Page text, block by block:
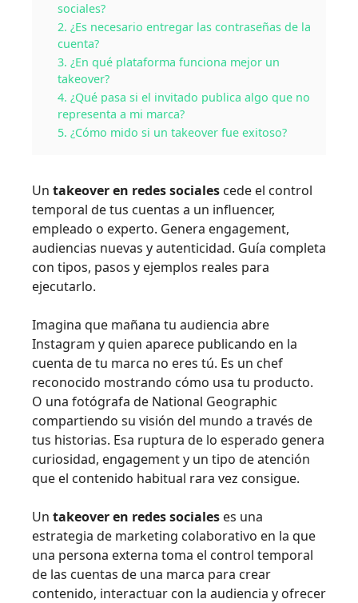
sociales?
2. ¿Es necesario entregar las contraseñas de la
cuenta?
3. ¿En qué plataforma funciona mejor un
takeover?
4. ¿Qué pasa si el invitado publica algo que no
representa a mi marca?
5. ¿Cómo mido si un takeover fue exitoso?
Un takeover en redes sociales cede el control
temporal de tus cuentas a un influencer,
empleado o experto. Genera engagement,
audiencias nuevas y autenticidad. Guía completa
con tipos, pasos y ejemplos reales para
ejecutarlo.
Imagina que mañana tu audiencia abre
Instagram y quien aparece publicando en la
cuenta de tu marca no eres tú. Es un chef
reconocido mostrando cómo usa tu producto.
O una fotógrafa de National Geographic
compartiendo su visión del mundo a través de
tus historias. Esa ruptura de lo esperado genera
curiosidad, engagement y un tipo de atención
que el contenido habitual rara vez consigue.
Un takeover en redes sociales es una
estrategia de marketing colaborativo en la que
una persona externa toma el control temporal
de las cuentas de una marca para crear
contenido, interactuar con la audiencia y ofrecer